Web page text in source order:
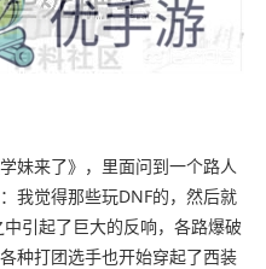
妹来了》，里面问到一个路人
我觉得那些玩DNF的，然后就
引起了巨大的反响，各路爆破
种打团选手也开始穿起了西装